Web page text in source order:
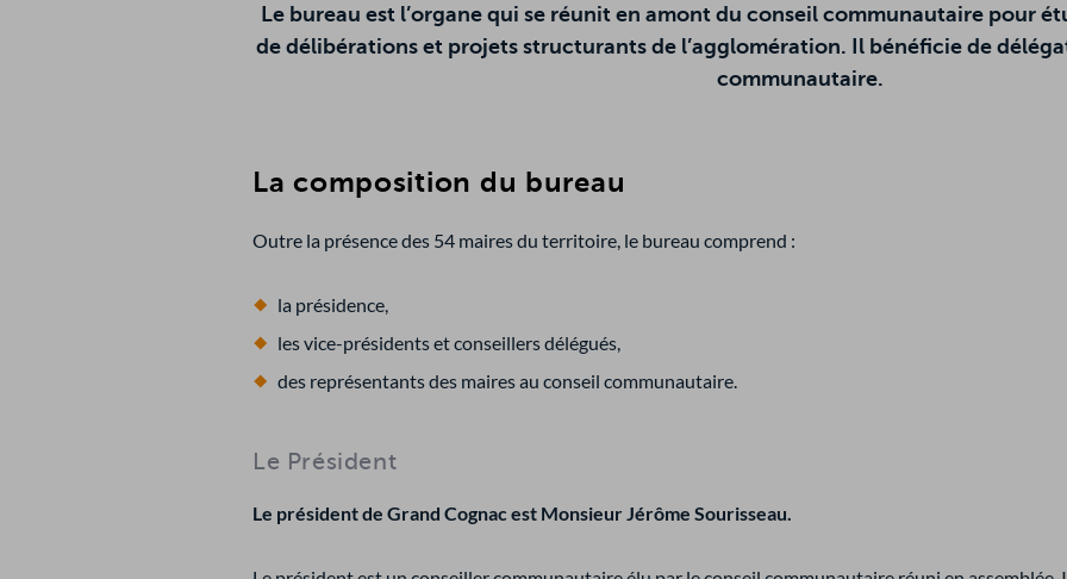
Le bureau est l’organe qui se réunit en amont du conseil communautaire pour
de délibérations et projets structurants de l’agglomération. Il bénéficie de
communautaire.
La composition du bureau
Outre la présence des 54 maires du territoire, le bureau comprend :
la présidence,
les vice-présidents et conseillers délégués,
des représentants des maires au conseil communautaire.
Le Président
Le président de Grand Cognac est Monsieur Jérôme Sourisseau.